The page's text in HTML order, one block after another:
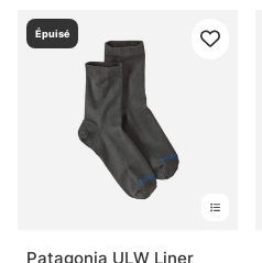
Épuisé
Patagonia ULW Liner